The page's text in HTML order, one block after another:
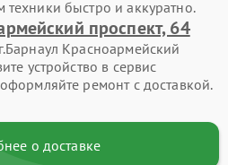
быстро и аккуратно.
проспект, 64
Красноармейский
устройство в сервис
ремонт с доставкой.
о доставке